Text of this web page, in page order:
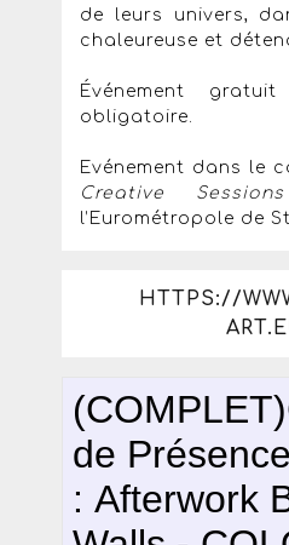
de leurs univers,
chaleureuse et
Événement
obligatoire.
Evénement dans le
Creative Sessions
l’Eurométropole de
HTTPS://